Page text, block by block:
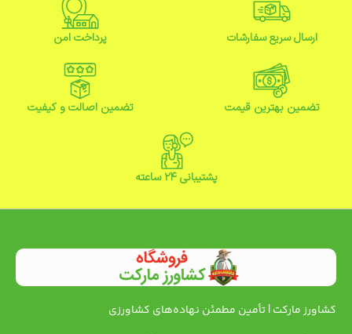
ارسال سریع سفارشات پرداخت امن
تضمین بهترین قیمت تضمین اصالت و کیفیت
پشتیبانی ۲۴ ساعته
کشاورز مارکت | تأمین مطمئن نهاده‌های کشاورزی